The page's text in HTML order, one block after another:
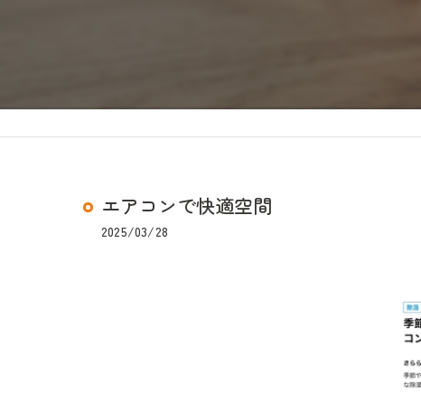
エアコンで快適空間
2025/03/28